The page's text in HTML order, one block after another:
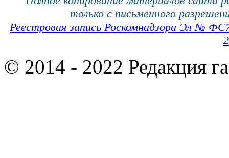
только с письменного
Реестровая запись Роскомнадзора Эл №
© 2014 - 2022 Редакция